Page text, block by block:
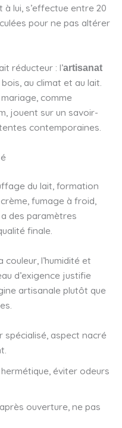
lui, s’effectue entre 20
pour ne pas altérer
réducteur : l’artisanat
au climat et au lait.
comme
jouent sur un savoir-
contemporaines.
du lait, formation
fumage à froid,
des paramètres
finale.
l’humidité et
d’exigence justifie
artisanale plutôt que
spécialisé, aspect nacré
hermétique, éviter odeurs
ouverture, ne pas